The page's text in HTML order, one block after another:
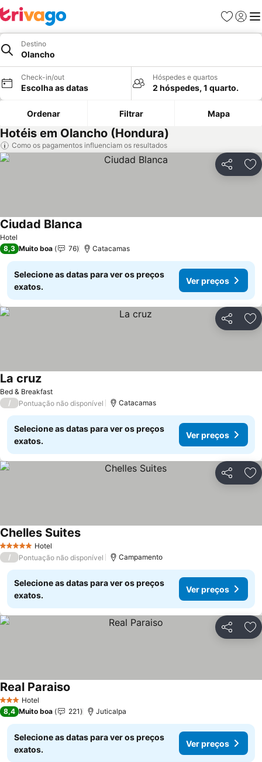
Favoritos
Iniciar
Destino
Olancho
Check-in/out
Escolha as datas
Hóspedes e quartos
2 hóspedes, 1 quarto.
Ordenar Filtrar Mapa
Hotéis em Olancho (Hondura)
Como os pagamentos influenciam os resultados
Partilhar
Hotel
Ciudad Blanca
8,3 Muito boa 76 Catacamas
Selecione as datas para ver os preços
exatos.
Ver preços
Partilhar
Bed & Breakfast
La cruz
/ Pontuação não disponível Catacamas
Selecione as datas para ver os preços
exatos.
Ver preços
Partilhar
5 Estrelas Hotel
Chelles Suites
/ Pontuação não disponível Campamento
Selecione as datas para ver os preços
exatos.
Ver preços
Partilhar
3 EstrelasHotel
Real Paraiso
8,4 Muito boa 221 Juticalpa
Selecione as datas para ver os preços
exatos.
Ver preços